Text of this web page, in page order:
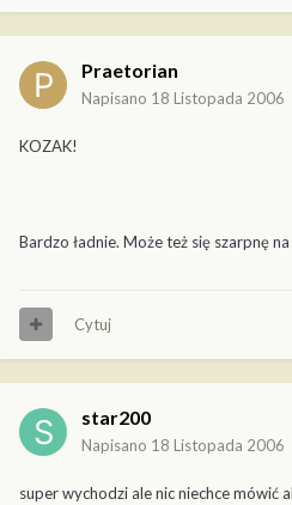
Praetorian
Napisano 18 Listopada 2006
KOZAK!
Bardzo ładnie. Może też się szarpnę
Cytuj
star200
Napisano 18 Listopada 2006
super wychodzi ale nic niechce mówić